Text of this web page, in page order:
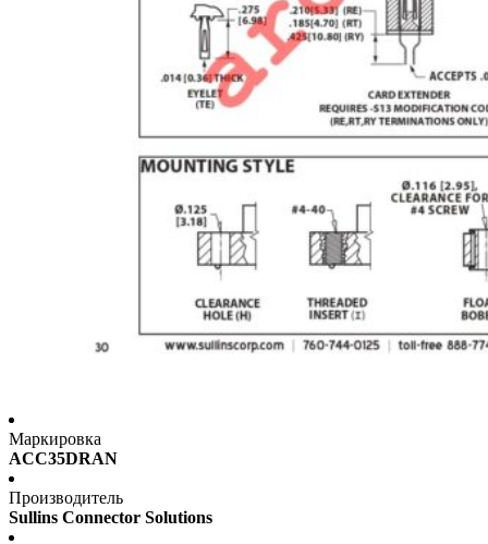
Маркировка
ACC35DRAN
Производитель
Sullins Connector Solutions